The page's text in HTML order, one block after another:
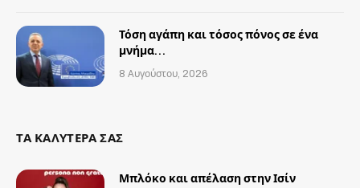
Τόση αγάπη και τόσος πόνος σε ένα
μνήμα…
8 Αυγούστου, 2026
ΤΑ ΚΑΛΥΤΕΡΑ ΣΑΣ
Μπλόκο και απέλαση στην Ισίν